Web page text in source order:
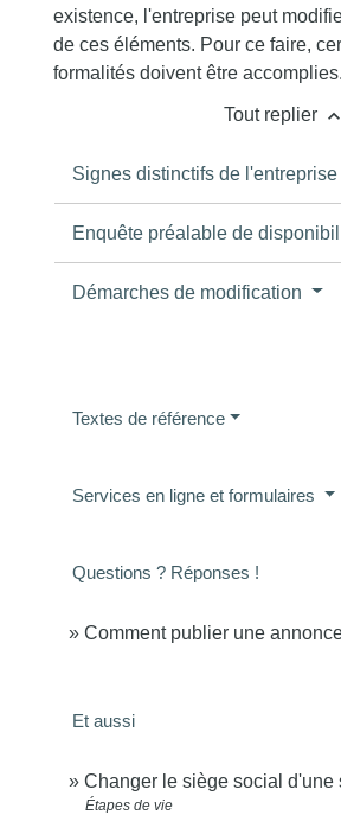
existence, l'entreprise peut
de ces éléments. Pour ce faire,
formalités doivent être accomplies.
Tout replier keyboard_arrow_up
Signes distinctifs de l'entreprise
Enquête préalable de
Démarches de modification
Textes de référence
Services en ligne et formulaires
Questions ? Réponses !
Comment publier une
Et aussi
Changer le siège social d'une
Étapes de vie